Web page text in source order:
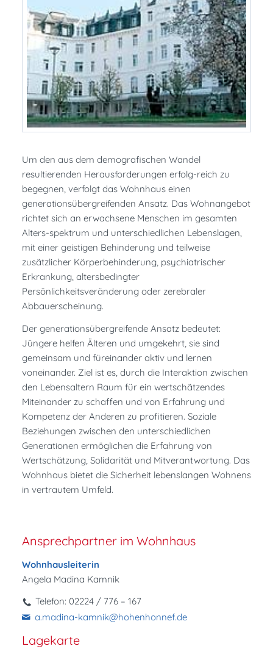
Um den aus dem demografischen Wandel
resultierenden Herausforderungen erfolg-reich zu
begegnen, verfolgt das Wohnhaus einen
generationsübergreifenden Ansatz. Das Wohnangebot
richtet sich an erwachsene Menschen im gesamten
Alters-spektrum und unterschiedlichen Lebenslagen,
mit einer geistigen Behinderung und teilweise
zusätzlicher Körperbehinderung, psychiatrischer
Erkrankung, altersbedingter
Persönlichkeitsveränderung oder zerebraler
Abbauerscheinung.
Der generationsübergreifende Ansatz bedeutet:
Jüngere helfen Älteren und umgekehrt, sie sind
gemeinsam und füreinander aktiv und lernen
voneinander. Ziel ist es, durch die Interaktion zwischen
den Lebensaltern Raum für ein wertschätzendes
Miteinander zu schaffen und von Erfahrung und
Kompetenz der Anderen zu profitieren. Soziale
Beziehungen zwischen den unterschiedlichen
Generationen ermöglichen die Erfahrung von
Wertschätzung, Solidarität und Mitverantwortung. Das
Wohnhaus bietet die Sicherheit lebenslangen Wohnens
in vertrautem Umfeld.
Ansprechpartner im Wohnhaus
Wohnhausleiterin
Angela Madina Kamnik
Telefon: 02224 / 776 – 167
a.madina-kamnik@hohenhonnef.de
Lagekarte